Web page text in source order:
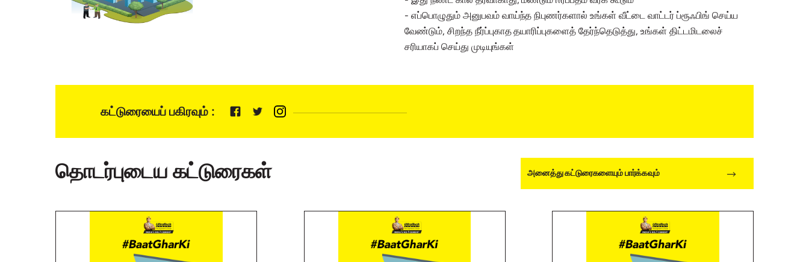
- எப்பொழுதும் அனுபவம் வாய்ந்த நிபுணர்களால் உங்கள் வீட்டை வாட்டர் ப்ரூஃபிங் செய்ய
வேண்டும், சிறந்த நீர்ப்புகாத தயாரிப்புகளைத் தேர்ந்தெடுத்து, உங்கள் திட்டமிடலைச்
சரியாகப் செய்து முடியுங்கள்
கட்டுரையைப் பகிரவும் :
தொடர்புடைய கட்டுரைகள் அனைத்து கட்டுரைகளையும் பார்க்கவும்